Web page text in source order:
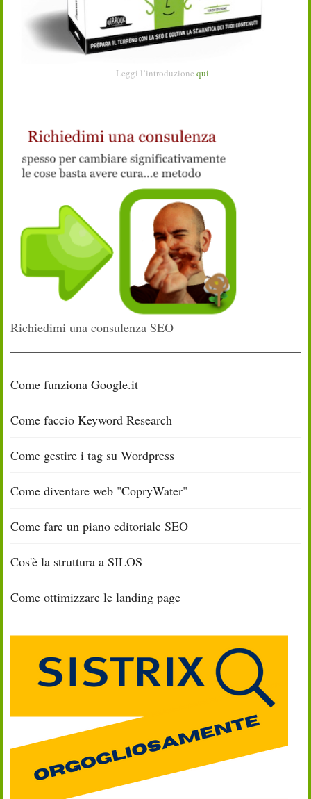
Leggi l’introduzione qui
Richiedimi una consulenza SEO
Come funziona Google.it
Come faccio Keyword Research
Come gestire i tag su Wordpress
Come diventare web "CopryWater"
Come fare un piano editoriale SEO
Cos'è la struttura a SILOS
Come ottimizzare le landing page